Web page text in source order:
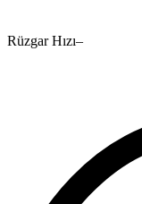
Rüzgar Hızı–